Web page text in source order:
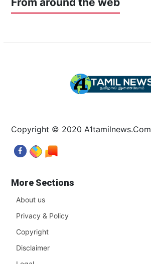
Copyright © 2020 A1tamilnews.Com
More Sections
About us
Privacy & Policy
Copyright
Disclaimer